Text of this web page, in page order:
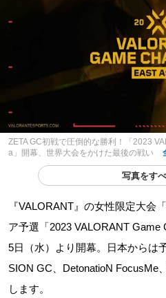
ZETA GC初戦で圧倒的な勝利！「2023
a」開幕、世界大会をかけた最後の戦い
写真をす
『VALORANT』の女性限定大会
ア予選「2023 VALORANT Game
5日（水）より開幕。日本からは
SION GC、DetonatioN FocusMe
します。